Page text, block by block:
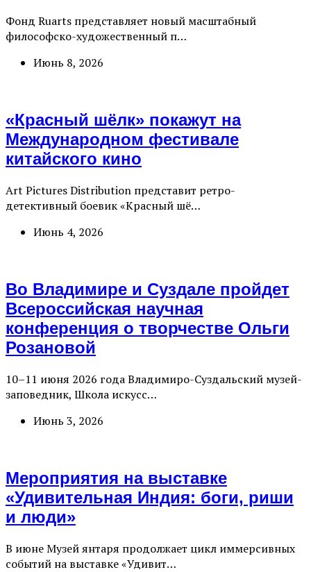
Фонд Ruarts представляет новый масштабный
философско-художественный п…
Июнь 8, 2026
«Красный шёлк» покажут на
Международном фестивале
китайского кино
Art Pictures Distribution представит ретро-
детективный боевик «Красный шё…
Июнь 4, 2026
Во Владимире и Суздале пройдет
Всероссийская научная
конференция о творчестве Ольги
Розановой
10–11 июня 2026 года Владимиро-Суздальский музей-
заповедник, Школа искусс…
Июнь 3, 2026
Мероприятия на выставке
«Удивительная Индия: боги, риши
и люди»
В июне Музей янтаря продолжает цикл иммерсивных
событий на выставке «Удивит…